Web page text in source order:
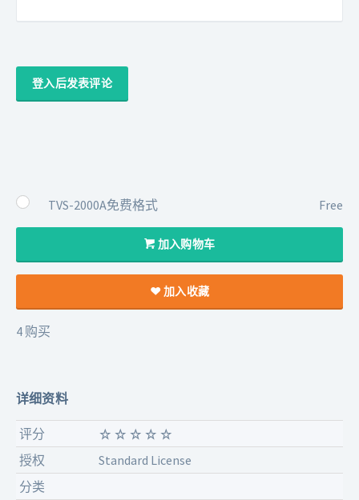
登入后发表评论
TVS-2000A免费格式 Free
加入购物车
加入收藏
4 购买
详细资料
评分
授权
Standard License
分类